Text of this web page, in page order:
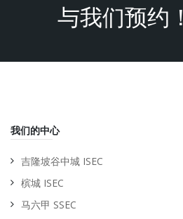
与我们预约！
我们的中心
吉隆坡谷中城 ISEC
槟城 ISEC
马六甲 SSEC